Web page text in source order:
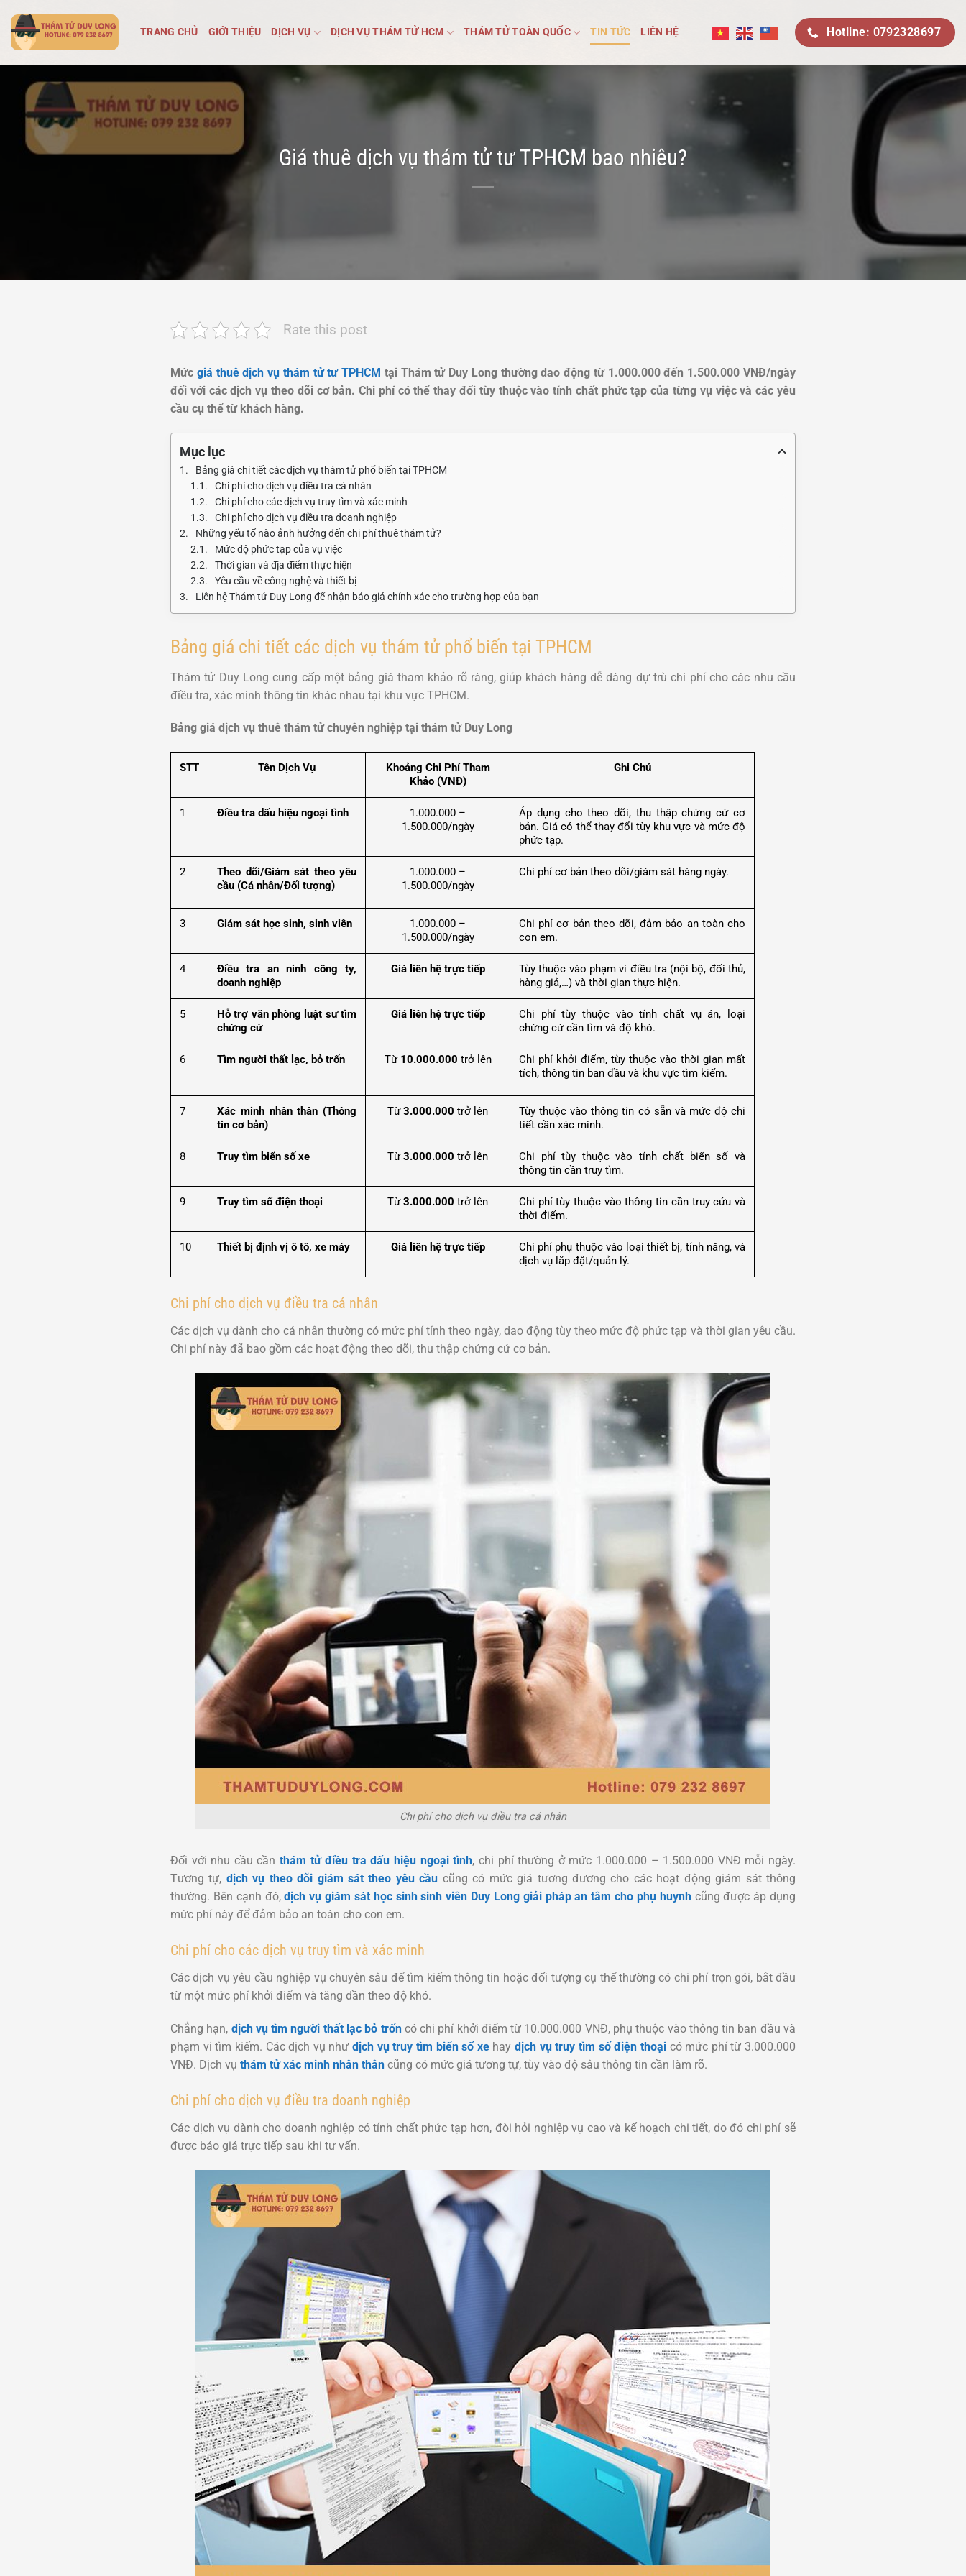
qua
nội
dung
TRANG CHỦ GIỚI THIỆU DỊCH VỤ DỊCH VỤ THÁM TỬ HCM THÁM TỬ TOÀN QUỐC TIN TỨC LIÊN HỆ Hotline: 0792328697
Giá thuê dịch vụ thám tử tư TPHCM bao nhiêu?
Rate this post
Mức giá thuê dịch vụ thám tử tư TPHCM tại Thám tử Duy Long thường dao động từ 1.000.000 đến 1.500.000 VNĐ/ngày
đối với các dịch vụ theo dõi cơ bản. Chi phí có thể thay đổi tùy thuộc vào tính chất phức tạp của từng vụ việc và các yêu
cầu cụ thể từ khách hàng.
Mục lục
Bảng giá chi tiết các dịch vụ thám tử phổ biến tại TPHCM
Chi phí cho dịch vụ điều tra cá nhân
Chi phí cho các dịch vụ truy tìm và xác minh
Chi phí cho dịch vụ điều tra doanh nghiệp
Những yếu tố nào ảnh hưởng đến chi phí thuê thám tử?
Mức độ phức tạp của vụ việc
Thời gian và địa điểm thực hiện
Yêu cầu về công nghệ và thiết bị
Liên hệ Thám tử Duy Long để nhận báo giá chính xác cho trường hợp của bạn
Bảng giá chi tiết các dịch vụ thám tử phổ biến tại TPHCM
Thám tử Duy Long cung cấp một bảng giá tham khảo rõ ràng, giúp khách hàng dễ dàng dự trù chi phí cho các nhu cầu
điều tra, xác minh thông tin khác nhau tại khu vực TPHCM.
Bảng giá dịch vụ thuê thám tử chuyên nghiệp tại thám tử Duy Long
STT Tên Dịch Vụ
Khoảng Chi Phí Tham
Khảo (VNĐ)
Ghi Chú
1 Điều tra dấu hiệu ngoại tình
1.000.000 –
1.500.000/ngày
Áp dụng cho theo dõi, thu thập chứng cứ cơ
bản. Giá có thể thay đổi tùy khu vực và mức độ
phức tạp.
2
Theo dõi/Giám sát theo yêu
cầu (Cá nhân/Đối tượng)
1.000.000 –
1.500.000/ngày
Chi phí cơ bản theo dõi/giám sát hàng ngày.
3 Giám sát học sinh, sinh viên
1.000.000 –
1.500.000/ngày
Chi phí cơ bản theo dõi, đảm bảo an toàn cho
con em.
4
Điều tra an ninh công ty,
doanh nghiệp
Giá liên hệ trực tiếp
Tùy thuộc vào phạm vi điều tra (nội bộ, đối thủ,
hàng giả,…) và thời gian thực hiện.
5
Hỗ trợ văn phòng luật sư tìm
chứng cứ
Giá liên hệ trực tiếp
Chi phí tùy thuộc vào tính chất vụ án, loại
chứng cứ cần tìm và độ khó.
6 Tìm người thất lạc, bỏ trốn Từ 10.000.000 trở lên
Chi phí khởi điểm, tùy thuộc vào thời gian mất
tích, thông tin ban đầu và khu vực tìm kiếm.
7
Xác minh nhân thân (Thông
tin cơ bản)
Từ3.000.000 trở lên
Tùy thuộc vào thông tin có sẵn và mức độ chi
tiết cần xác minh.
8 Truy tìm biển số xe Từ3.000.000 trở lên
Chi phí tùy thuộc vào tính chất biển số và
thông tin cần truy tìm.
9 Truy tìm số điện thoại Từ3.000.000 trở lên
Chi phí tùy thuộc vào thông tin cần truy cứu và
thời điểm.
10 Thiết bị định vị ô tô, xe máy Giá liên hệ trực tiếp
Chi phí phụ thuộc vào loại thiết bị, tính năng, và
dịch vụ lắp đặt/quản lý.
Chi phí cho dịch vụ điều tra cá nhân
Các dịch vụ dành cho cá nhân thường có mức phí tính theo ngày, dao động tùy theo mức độ phức tạp và thời gian yêu cầu.
Chi phí này đã bao gồm các hoạt động theo dõi, thu thập chứng cứ cơ bản.
Chi phí cho dịch vụ điều tra cá nhân
Đối với nhu cầu cầnthám tử điều tra dấu hiệu ngoại tình, chi phí thường ở mức 1.000.000 – 1.500.000 VNĐ mỗi ngày.
Tương tự, dịch vụ theo dõi giám sát theo yêu cầu cũng có mức giá tương đương cho các hoạt động giám sát thông
thường. Bên cạnh đó,dịch vụ giám sát học sinh sinh viên Duy Long giải pháp an tâm cho phụ huynhcũng được áp dụng
mức phí này để đảm bảo an toàn cho con em.
Chi phí cho các dịch vụ truy tìm và xác minh
Các dịch vụ yêu cầu nghiệp vụ chuyên sâu để tìm kiếm thông tin hoặc đối tượng cụ thể thường có chi phí trọn gói, bắt đầu
từ một mức phí khởi điểm và tăng dần theo độ khó.
Chẳng hạn, dịch vụ tìm người thất lạc bỏ trốncó chi phí khởi điểm từ 10.000.000 VNĐ, phụ thuộc vào thông tin ban đầu và
phạm vi tìm kiếm. Các dịch vụ nhưdịch vụ truy tìm biển số xehaydịch vụ truy tìm số điện thoạicó mức phí từ 3.000.000
VNĐ. Dịch vụ thám tử xác minh nhân thân cũng có mức giá tương tự, tùy vào độ sâu thông tin cần làm rõ.
Chi phí cho dịch vụ điều tra doanh nghiệp
Các dịch vụ dành cho doanh nghiệp có tính chất phức tạp hơn, đòi hỏi nghiệp vụ cao và kế hoạch chi tiết, do đó chi phí sẽ
được báo giá trực tiếp sau khi tư vấn.